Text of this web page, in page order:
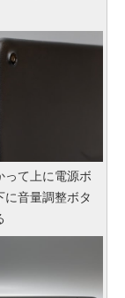
って上に電源ボ
に音量調整ボタ